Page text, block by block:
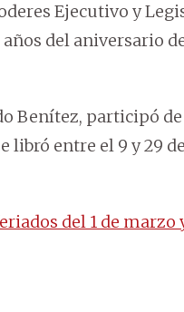
Ejecutivo y
del aniversario
Benítez, participó
entre el 9 y 29
del 1 de marzo